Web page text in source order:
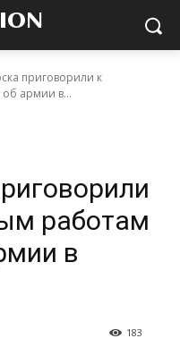
приговорили к
армии в...
работам
в
183